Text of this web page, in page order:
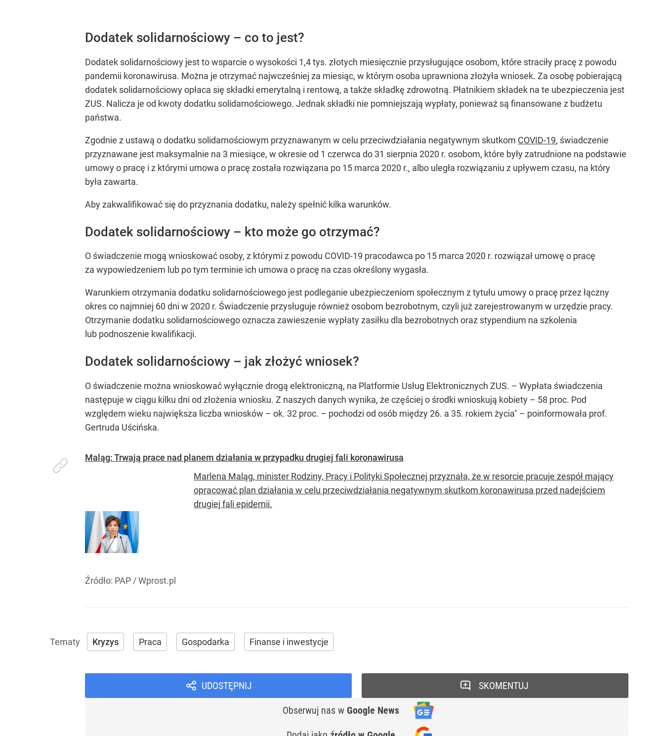
Dodatek solidarnościowy – co to jest?
Dodatek solidarnościowy jest to wsparcie o wysokości 1,4 tys. złotych miesięcznie przysługujące osobom, które straciły pracę z powodu
pandemii koronawirusa. Można je otrzymać najwcześniej za miesiąc, w którym osoba uprawniona złożyła wniosek. Za osobę pobierającą
dodatek solidarnościowy opłaca się składki emerytalną i rentową, a także składkę zdrowotną. Płatnikiem składek na te ubezpieczenia jest
ZUS. Nalicza je od kwoty dodatku solidarnościowego. Jednak składki nie pomniejszają wypłaty, ponieważ są finansowane z budżetu
państwa.
Zgodnie z ustawą o dodatku solidarnościowym przyznawanym w celu przeciwdziałania negatywnym skutkom COVID-19, świadczenie
przyznawane jest maksymalnie na 3 miesiące, w okresie od 1 czerwca do 31 sierpnia 2020 r. osobom, które były zatrudnione na podstawie
umowy o pracę i z którymi umowa o pracę została rozwiązana po 15 marca 2020 r., albo uległa rozwiązaniu z upływem czasu, na który
była zawarta.
Aby zakwalifikować się do przyznania dodatku, należy spełnić kilka warunków.
Dodatek solidarnościowy – kto może go otrzymać?
O świadczenie mogą wnioskować osoby, z którymi z powodu COVID-19 pracodawca po 15 marca 2020 r. rozwiązał umowę o pracę
za wypowiedzeniem lub po tym terminie ich umowa o pracę na czas określony wygasła.
Warunkiem otrzymania dodatku solidarnościowego jest podleganie ubezpieczeniom społecznym z tytułu umowy o pracę przez łączny
okres co najmniej 60 dni w 2020 r. Świadczenie przysługuje również osobom bezrobotnym, czyli już zarejestrowanym w urzędzie pracy.
Otrzymanie dodatku solidarnościowego oznacza zawieszenie wypłaty zasiłku dla bezrobotnych oraz stypendium na szkolenia
lub podnoszenie kwalifikacji.
Dodatek solidarnościowy – jak złożyć wniosek?
O świadczenie można wnioskować wyłącznie drogą elektroniczną, na Platformie Usług Elektronicznych ZUS. – Wypłata świadczenia
następuje w ciągu kilku dni od złożenia wniosku. Z naszych danych wynika, że częściej o środki wnioskują kobiety – 58 proc. Pod
względem wieku największa liczba wniosków – ok. 32 proc. – pochodzi od osób między 26. a 35. rokiem życia" – poinformowała prof.
Gertruda Uścińska.
Maląg: Trwają prace nad planem działania w przypadku drugiej fali koronawirusa
Marlena Maląg, minister Rodziny, Pracy i Polityki Społecznej przyznała, że w resorcie pracuje zespół mający
opracować plan działania w celu przeciwdziałania negatywnym skutkom koronawirusa przed nadejściem
drugiej fali epidemii.
Źródło: PAP /Wprost.pl
Kryzys Praca Gospodarka Finanse i inwestycje
UDOSTĘPNIJ
Obserwuj nas w Google News
SKOMENTUJ